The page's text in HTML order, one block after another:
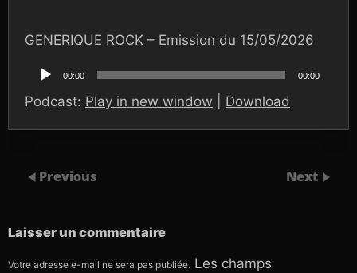
GENERIQUE ROCK – Emission du 15/05/2026
audio
00:00 00:00
Podcast: Play in new window Download
Previous Next
Laisser un commentaire
Votre adresse e-mail ne sera pas publiée. Les champs